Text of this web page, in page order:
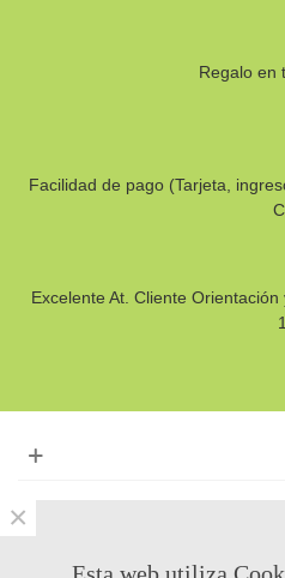
Regalo en
Facilidad de pago (Tarjeta,
Excelente At. Cliente Orientación
×